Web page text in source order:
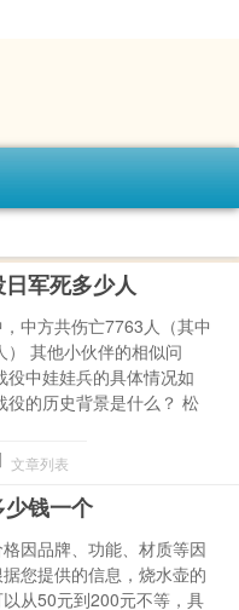
军死多少人
中方共伤亡7763人（其中
） 其他小伙伴的相似问
役中娃娃兵的具体情况如
役的历史背景是什么？ 松
文章列表
钱一个
因品牌、功能、材质等因
您提供的信息，烧水壶的
从50元到200元不等，具